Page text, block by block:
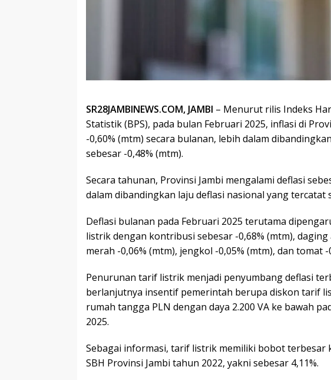
SR28JAMBINEWS.COM, JAMBI – Menurut rilis Indeks
Statistik (BPS), pada bulan Februari 2025, inflasi di
-0,60% (mtm) secara bulanan, lebih dalam
sebesar -0,48% (mtm).
Secara tahunan, Provinsi Jambi mengalami deflasi
dalam dibandingkan laju deflasi nasional yang tercatat
Deflasi bulanan pada Februari 2025 terutama
listrik dengan kontribusi sebesar -0,68% (mtm), daging
merah -0,06% (mtm), jengkol -0,05% (mtm), dan tomat -
Penurunan tarif listrik menjadi penyumbang deflasi
berlanjutnya insentif pemerintah berupa diskon tarif
rumah tangga PLN dengan daya 2.200 VA ke bawah
2025.
Sebagai informasi, tarif listrik memiliki bobot terbesar
SBH Provinsi Jambi tahun 2022, yakni sebesar 4,11%.